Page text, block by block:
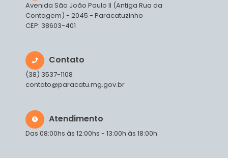
Avenida São João Paulo II (Antiga Rua da
Contagem) - 2045 - Paracatuzinho
CEP: 38603-401
Contato
(38) 3537-1108
contato@paracatu.mg.gov.br
Atendimento
Das 08:00hs às 12:00hs - 13:00h às 18:00h